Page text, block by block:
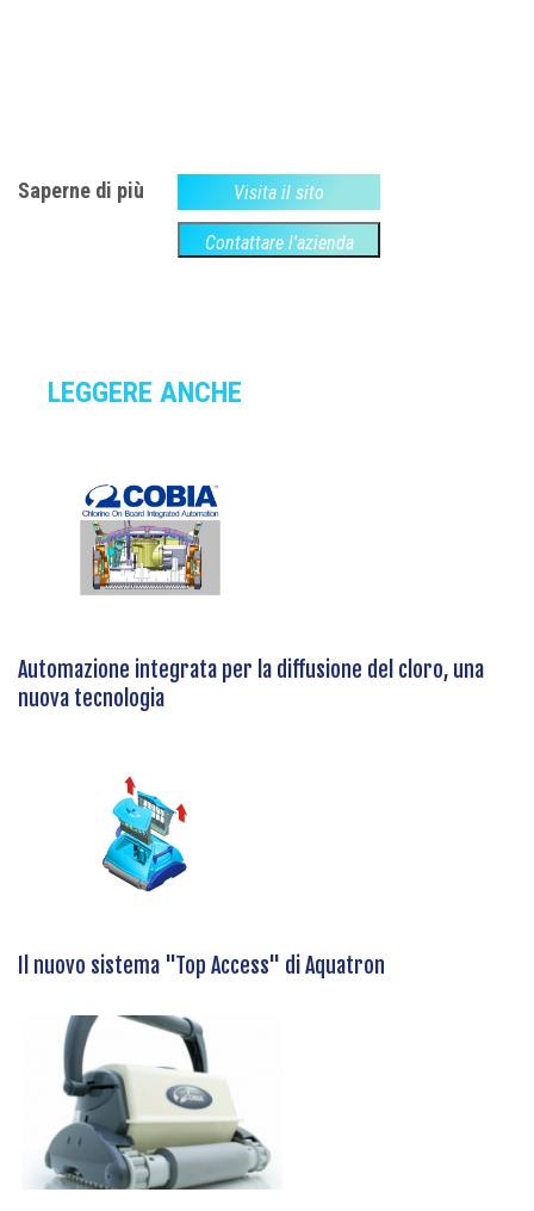
Saperne di più Visita il sito
Contattare l'azienda
LEGGERE ANCHE
Automazione integrata per la diffusione del cloro, una
nuova tecnologia
Il nuovo sistema "Top Access" di Aquatron